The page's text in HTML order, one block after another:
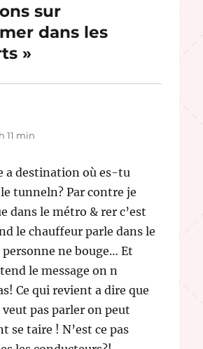
sur
dans les
»
11 min
a destination où es-tu
tunneln? Par contre je
dans le métro & rer c’est
le chauffeur parle dans le
ne bouge… Et
le message on n
Ce qui revient a dire que
pas parler on peut
se taire ! N’est ce pas